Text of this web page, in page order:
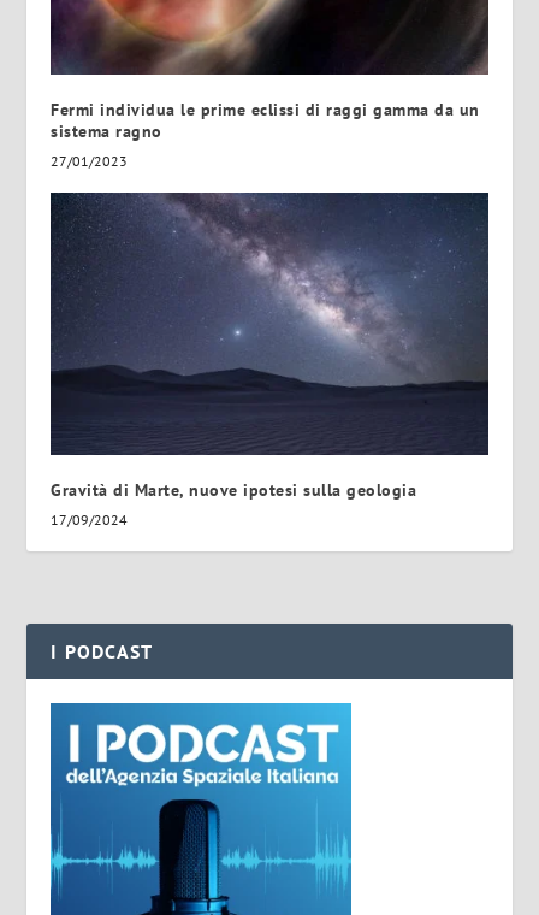
Fermi individua le prime eclissi di raggi gamma da un
sistema ragno
27/01/2023
Gravità di Marte, nuove ipotesi sulla geologia
17/09/2024
I PODCAST